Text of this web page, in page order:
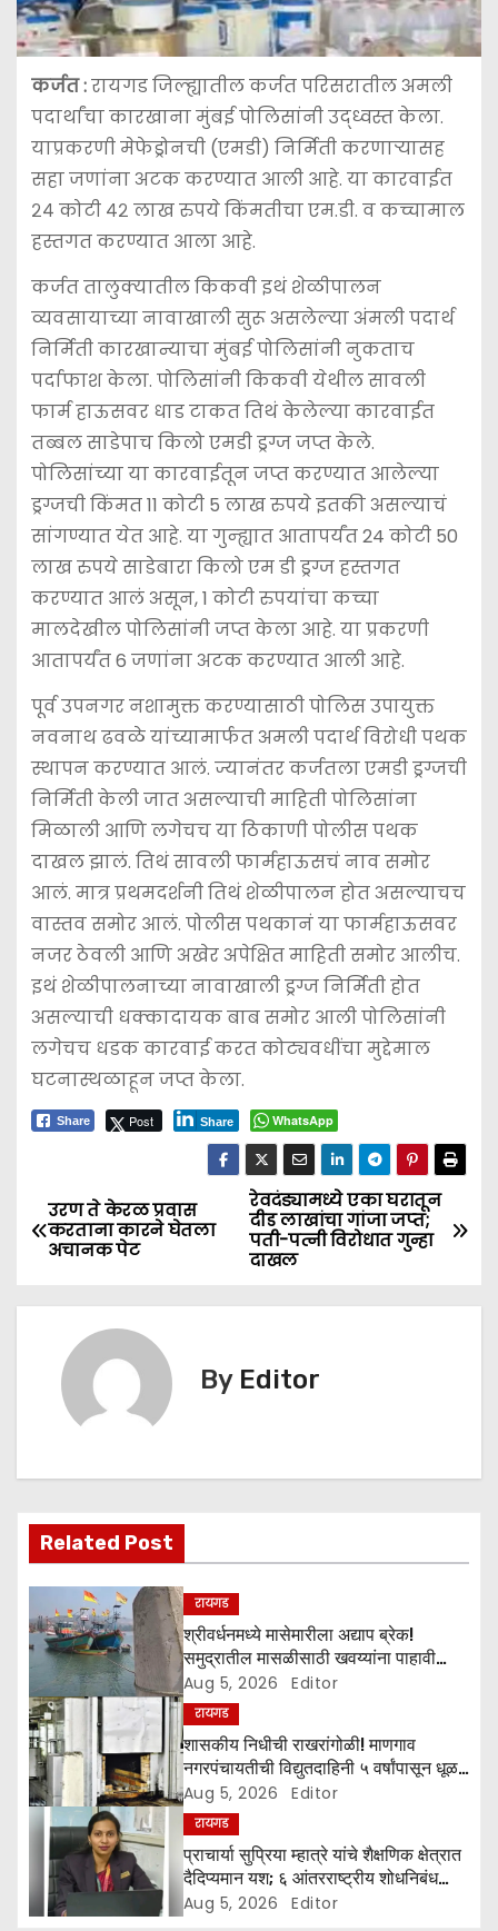
कर्जत :रायगड जिल्ह्यातील कर्जत परिसरातील अमली
पदार्थांचा कारखाना मुंबई पोलिसांनी उद्ध्वस्त केला.
याप्रकरणी मेफेड्रोनची (एमडी) निर्मिती करणाऱ्यासह
सहा जणांना अटक करण्यात आली आहे. या कारवाईत
२४ कोटी ४२ लाख रुपये किंमतीचा एम.डी. व कच्चामाल
हस्तगत करण्यात आला आहे.
कर्जत तालुक्यातील किकवी इथं शेळीपालन
व्यवसायाच्या नावाखाली सुरू असलेल्या अंमली पदार्थ
निर्मिती कारखान्याचा मुंबई पोलिसांनी नुकताच
पर्दाफाश केला. पोलिसांनी किकवी येथील सावली
फार्म हाऊसवर धाड टाकत तिथं केलेल्या कारवाईत
तब्बल साडेपाच किलो एमडी ड्रग्ज जप्त केले.
पोलिसांच्या या कारवाईतून जप्त करण्यात आलेल्या
ड्रग्जची किंमत 11 कोटी 5 लाख रुपये इतकी असल्याचं
सांगण्यात येत आहे. या गुन्ह्यात आतापर्यंत 24 कोटी 50
लाख रुपये साडेबारा किलो एम डी ड्रग्ज हस्तगत
करण्यात आलं असून, 1 कोटी रुपयांचा कच्चा
मालदेखील पोलिसांनी जप्त केला आहे. या प्रकरणी
आतापर्यंत 6 जणांना अटक करण्यात आली आहे.
पूर्व उपनगर नशामुक्त करण्यासाठी पोलिस उपायुक्त
नवनाथ ढवळे यांच्यामार्फत अमली पदार्थ विरोधी पथक
स्थापन करण्यात आलं. ज्यानंतर कर्जतला एमडी ड्रग्जची
निर्मिती केली जात असल्याची माहिती पोलिसांना
मिळाली आणि लगेचच या ठिकाणी पोलीस पथक
दाखल झालं. तिथं सावली फार्महाऊसचं नाव समोर
आलं. मात्र प्रथमदर्शनी तिथं शेळीपालन होत असल्याचच
वास्तव समोर आलं. पोलीस पथकानं या फार्महाऊसवर
नजर ठेवली आणि अखेर अपेक्षित माहिती समोर आलीच.
इथं शेळीपालनाच्या नावाखाली ड्रग्ज निर्मिती होत
असल्याची धक्कादायक बाब समोर आली पोलिसांनी
लगेचच धडक कारवाई करत कोट्यवधींचा मुद्देमाल
घटनास्थळाहून जप्त केला.
Share Post Share WhatsApp
P
o
s
v
g
a
t
i
o
n
रेवदंड्यामध्ये एका घरातून
दीड लाखांचा गांजा जप्‍त;
पती-पत्नी विरोधात गुन्हा
दाखल
उरण ते केरळ प्रवास
करताना कारने घेतला
अचानक पेट
By Editor
Related Post
रायगड
श्रीवर्धनमध्ये मासेमारीला अद्याप ब्रेक!
समुद्रातील मासळीसाठी खवय्यांना पाहावी
लागणार वाट
Aug 5, 2026 Editor
रायगड
शासकीय निधीची राखरांगोळी! माणगाव
नगरपंचायतीची विद्युतदाहिनी ५ वर्षांपासून धूळ
खात
Aug 5, 2026 Editor
रायगड
​प्राचार्या सुप्रिया म्हात्रे यांचे शैक्षणिक क्षेत्रात
दैदिप्यमान यश; ६ आंतरराष्ट्रीय शोधनिबंध
प्रसिद्ध
Aug 5, 2026 Editor